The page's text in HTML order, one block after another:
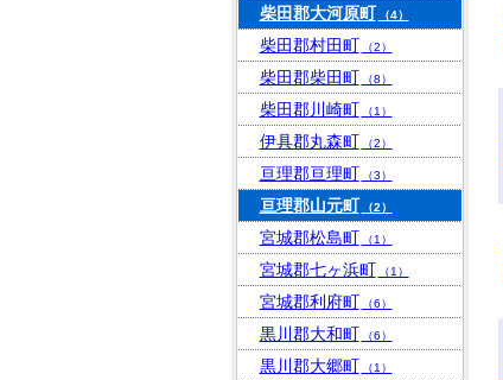
柴田郡大河原町 （4）
柴田郡村田町 （2）
柴田郡柴田町 （8）
柴田郡川崎町 （1）
伊具郡丸森町 （2）
亘理郡亘理町 （3）
亘理郡山元町 （2）
宮城郡松島町 （1）
宮城郡七ヶ浜町 （1）
宮城郡利府町 （6）
黒川郡大和町 （6）
黒川郡大郷町 （1）